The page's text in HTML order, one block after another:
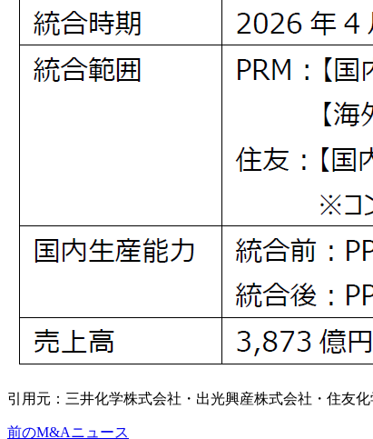
引用元：三井化学株式会社・出光興産株式会社・住友
前のM&Aニュース